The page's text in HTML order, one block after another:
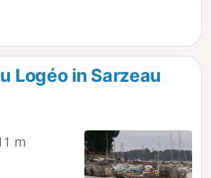
Dörfer wandern und das
Logéo in Sarzeau
m